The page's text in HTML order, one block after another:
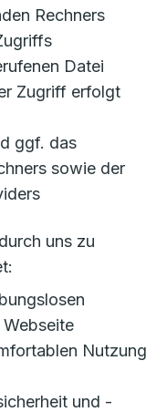
Rechners
Datei
Zugriff erfolgt
ggf. das
sowie der
uns zu
Nutzung
und -